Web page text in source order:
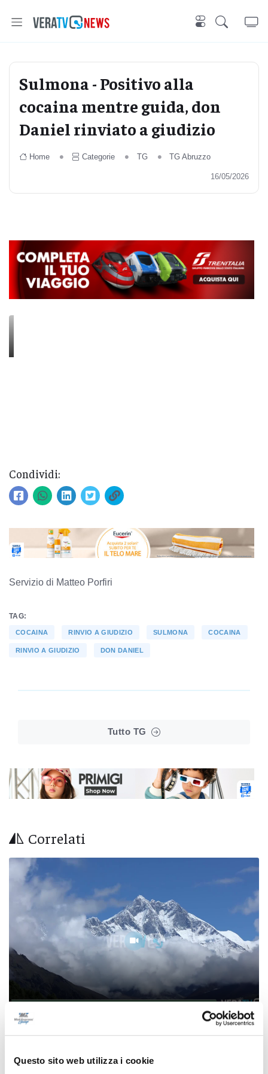
Questo sito web utilizza i cookie
Sulmona - Positivo alla
cocaina mentre guida, don
Daniel rinviato a giudizio
Home Categorie TG TG Abruzzo
16/05/2026
Condividi:
Servizio di Matteo Porfiri
TAG:
COCAINA RINVIO A GIUDIZIO SULMONA COCAINA
RINVIO A GIUDIZIO DON DANIEL
Tutto TG
Correlati
c’è anche il teramano Di Marcello